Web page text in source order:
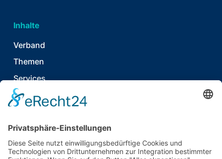
Inhalte
Verband
Themen
Services
News & Publikationen
Kontakt